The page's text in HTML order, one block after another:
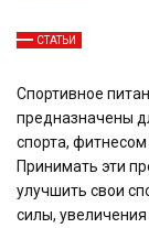
СТАТЬИ
Спортивное
предназначены
спорта,
Принимать эти
улучшить свои
силы,